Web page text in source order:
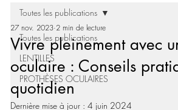
Toutes les publications
LENTILLES
PROTHÈSES OCULAIRES
Toutes les publications
Vivre pleinement avec
oculaire : Conseils
quotidien
27 nov. 2023 2 min de lecture
Dernière mise à jour :4 juin 2024